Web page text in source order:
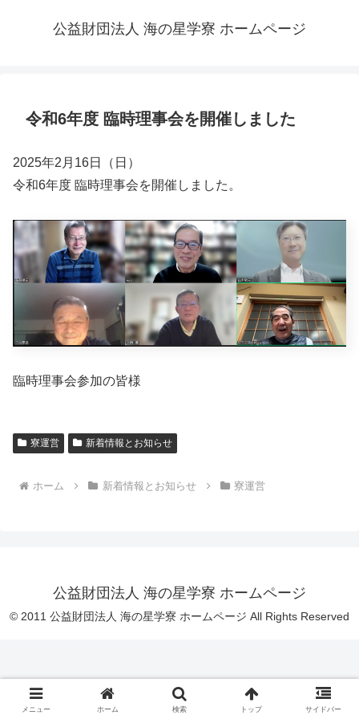
公益財団法人 海の星学寮 ホームページ
令和6年度 臨時理事会を開催しました
2025年2月16日（日）
令和6年度 臨時理事会を開催しました。
臨時理事会参加の皆様
寮運営 新着情報とお知らせ
ホーム 新着情報とお知らせ 寮運営
公益財団法人 海の星学寮 ホームページ
© 2011 公益財団法人 海の星学寮 ホームページ All Rights Reserved
メニュー ホーム 検索 トップ サイドバー